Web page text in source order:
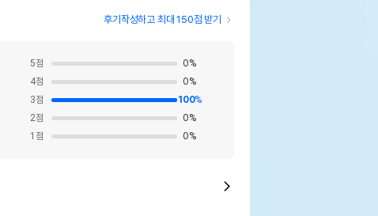
후기작성하고 최대 150점 받기
5점 0%
4점 0%
3점 100%
2점 0%
1 점 0%